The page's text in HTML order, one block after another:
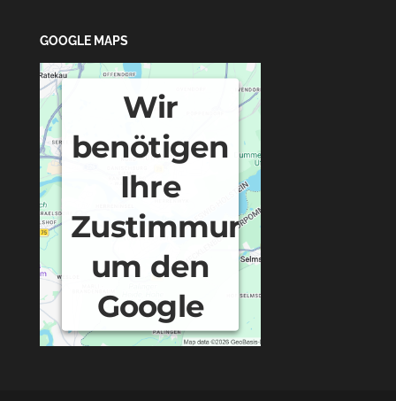
GOOGLE MAPS
Wir
benötigen
Ihre
Zustimmung,
um den
Google
Maps-